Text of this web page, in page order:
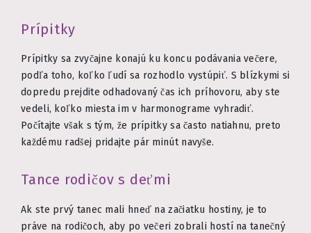
Prípitky
Prípitky sa zvyčajne konajú ku koncu podávania večere,
podľa toho, koľko ľudí sa rozhodlo vystúpiť. S blízkymi si
dopredu prejdite odhadovaný čas ich príhovoru, aby ste
vedeli, koľko miesta im v harmonograme vyhradiť.
Počítajte však s tým, že prípitky sa často natiahnu, preto
každému radšej pridajte pár minút navyše.
Tance rodičov s deťmi
Ak ste prvý tanec mali hneď na začiatku hostiny, je to
práve na rodičoch, aby po večeri zobrali hostí na tanečný